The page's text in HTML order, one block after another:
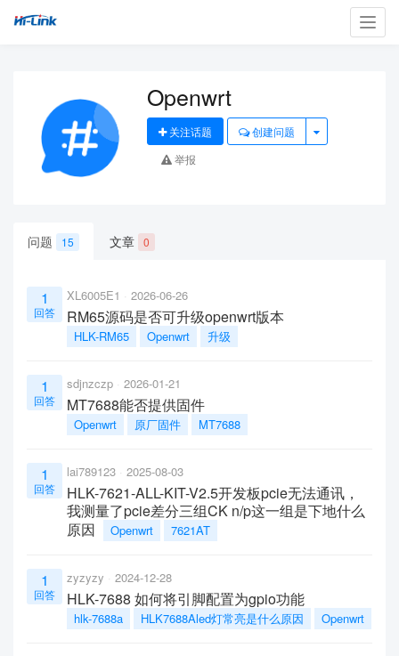
Openwrt
关注话题
创建问题
举报
问题 15 文章 0
1
回答
XL6005E1 2026-06-26
RM65源码是否可升级openwrt版本
HLK-RM65 Openwrt 升级
1
回答
sdjnzczp 2026-01-21
MT7688能否提供固件
Openwrt 原厂固件 MT7688
1
回答
lai789123 2025-08-03
HLK-7621-ALL-KIT-V2.5开发板pcie无法通讯，
我测量了pcie差分三组CK n/p这一组是下地什么
原因
Openwrt 7621AT
1
回答
zyzyzy 2024-12-28
HLK-7688 如何将引脚配置为gpio功能
hlk-7688a HLK7688Aled灯常亮是什么原因 Openwrt